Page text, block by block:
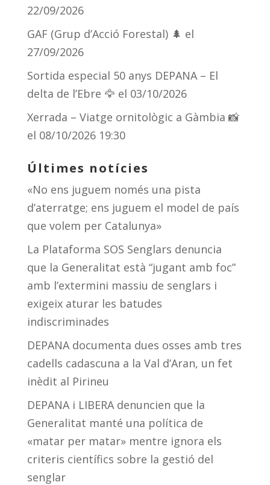
22/09/2026
GAF (Grup d’Acció Forestal) 🌲 el
27/09/2026
Sortida especial 50 anys DEPANA – El
delta de l’Ebre 🦅 el 03/10/2026
Xerrada – Viatge ornitològic a Gàmbia 📸
el 08/10/2026 19:30
Últimes notícies
«No ens juguem només una pista
d’aterratge; ens juguem el model de país
que volem per Catalunya»
La Plataforma SOS Senglars denuncia
que la Generalitat està “jugant amb foc”
amb l’extermini massiu de senglars i
exigeix aturar les batudes
indiscriminades
DEPANA documenta dues osses amb tres
cadells cadascuna a la Val d’Aran, un fet
inèdit al Pirineu
DEPANA i LIBERA denuncien que la
Generalitat manté una política de
«matar per matar» mentre ignora els
criteris científics sobre la gestió del
senglar